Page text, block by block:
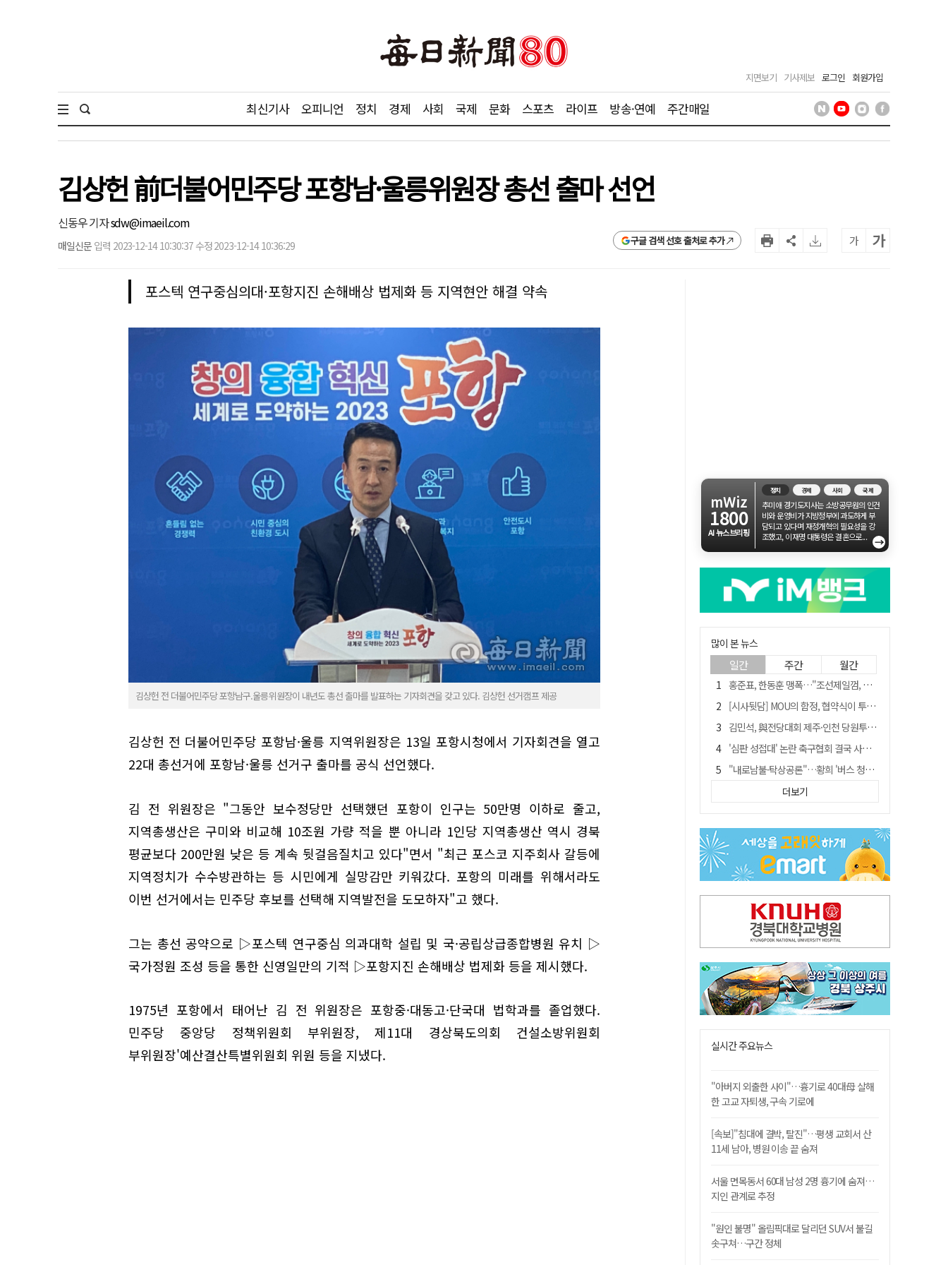
지면보기 기사제보 로그인 회원가입
최신기사 오피니언 정치 경제 사회 국제 문화 스포츠 라이프 방송·연예 주간매일
김상헌 前더불어민주당 포항남·울릉위원장 총선 출마 선언
신동우 기자sdw@imaeil.com
매일신문 입력 2023-12-14 10:30:37 수정 2023-12-14 10:36:29 구글 검색 선호 출처로 추가 가 가
포스텍 연구중심의대·포항지진 손해배상 법제화 등 지역현안 해결 약속
김상헌 전 더불어민주당 포항남구.울릉위원장이 내년도 총선 출마를 발표하는 기자회견을 갖고 있다. 김상헌 선거캠프 제공
김상헌 전 더불어민주당 포항남·울릉 지역위원장은 13일 포항시청에서 기자회견을 열고
22대 총선거에 포항남·울릉 선거구 출마를 공식 선언했다.
김 전 위원장은 "그동안 보수정당만 선택했던 포항이 인구는 50만명 이하로 줄고,
지역총생산은 구미와 비교해 10조원 가량 적을 뿐 아니라 1인당 지역총생산 역시 경북
평균보다 200만원 낮은 등 계속 뒷걸음질치고 있다"면서 "최근 포스코 지주회사 갈등에
지역정치가 수수방관하는 등 시민에게 실망감만 키워갔다. 포항의 미래를 위해서라도
이번 선거에서는 민주당 후보를 선택해 지역발전을 도모하자"고 했다.
그는 총선 공약으로 ▷포스텍 연구중심 의과대학 설립 및 국·공립상급종합병원 유치 ▷
국가정원 조성 등을 통한 신영일만의 기적 ▷포항지진 손해배상 법제화 등을 제시했다.
1975년 포항에서 태어난 김 전 위원장은 포항중·대동고·단국대 법학과를 졸업했다.
민주당 중앙당 정책위원회 부위원장, 제11대 경상북도의회 건설소방위원회
부위원장'예산결산특별위원회 위원 등을 지냈다.
mWiz
1800
AI 뉴스브리핑
정치 경제 사회 국제
추미애 경기도지사는 소방공무원의 인건
비와 운영비가 지방정부에 과도하게 부
담되고 있다며 재정개혁의 필요성을 강
조했고, 이재명 대통령은 결혼으로...
→
많이 본 뉴스
일간 주간 월간
홍준표, 한동훈 맹폭…"조선제일껌, 권력에 살고 권력에 죽었다"
[시사뒷담] MOU의 함정, 협약식이 투자 확정은 아니긴 해
김민석, 與전당대회 제주·인천 당원투표서 승리…누적 득표는 '초박빙'
'심판 성접대' 논란 축구협회 결국 사과…"깊이 반성, 쇄신하겠다"
"내로남불·탁상공론"…황희 '버스 청년주택' 제안에 與 내부서도 쓴소리
"경로당 통장에 비밀번호가 적혀 있다"…전국 돌며 경로당 13곳 턴 30대 구속
예안향교 대성전, '국가지정 보물로 지정'
휠체어 환자 발로 밀어 숨지게 한 70대 간병인…2심도 집행유예
박권현 청도군수, 국무총리에 "청도 물 공급 최대 3만t 늘려달라"
더보기
실시간 주요뉴스
"아버지 외출한 사이"…흉기로 40대母 살해
한 고교 자퇴생, 구속 기로에
[속보]"침대에 결박, 탈진"…평생 교회서 산
11세 남아, 병원 이송 끝 숨져
서울 면목동서 60대 남성 2명 흉기에 숨져…
지인 관계로 추정
"원인 불명" 올림픽대로 달리던 SUV서 불길
솟구쳐…구간 정체